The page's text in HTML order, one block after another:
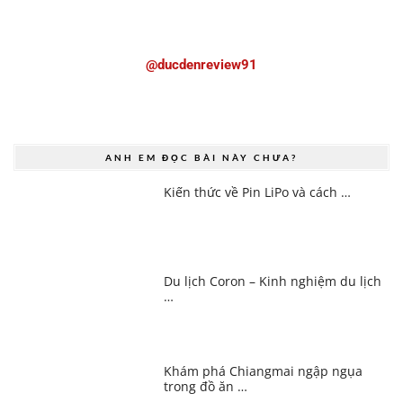
@ducdenreview91
ANH EM ĐỌC BÀI NÀY CHƯA?
Kiến thức về Pin LiPo và cách …
Du lịch Coron – Kinh nghiệm du lịch
…
Khám phá Chiangmai ngập ngụa
trong đồ ăn …